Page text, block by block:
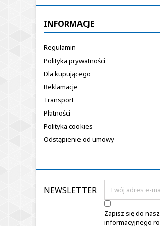
INFORMACJE
Regulamin
Polityka prywatności
Dla kupującego
Reklamacje
Transport
Płatności
Polityka cookies
Odstąpienie od umowy
NEWSLETTER
Zapisz się do
informacyjnego